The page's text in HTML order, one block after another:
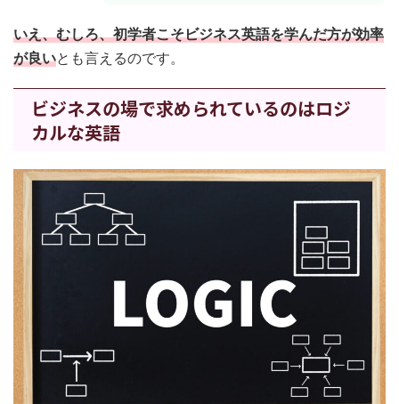
いえ、むしろ、初学者こそビジネス英語を学んだ方が効率
が良いとも言えるのです。
ビジネスの場で求められているのはロジ
カルな英語